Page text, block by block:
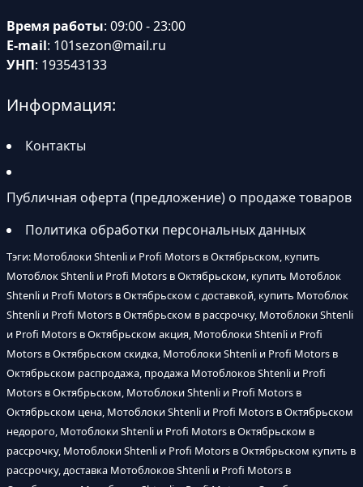
Время работы: 09:00 - 23:00
E-mail: 101sezon@mail.ru
УНП: 193543133
Информация:
Контакты
Публичная оферта (предложение) о продаже товаров
Политика обработки персональных данных
Тэги: Мотоблоки Shtenli и Profi Motors в Октябрьском, купить
Мотоблок Shtenli и Profi Motors в Октябрьском, купить Мотоблок
Shtenli и Profi Motors в Октябрьском с доставкой, купить Мотоблок
Shtenli и Profi Motors в Октябрьском в рассрочку, Мотоблоки Shtenli
и Profi Motors в Октябрьском акция, Мотоблоки Shtenli и Profi
Motors в Октябрьском скидка, Мотоблоки Shtenli и Profi Motors в
Октябрьском распродажа, продажа Мотоблоков Shtenli и Profi
Motors в Октябрьском, Мотоблоки Shtenli и Profi Motors в
Октябрьском цена, Мотоблоки Shtenli и Profi Motors в Октябрьском
недорого, Мотоблоки Shtenli и Profi Motors в Октябрьском в
рассрочку, Мотоблоки Shtenli и Profi Motors в Октябрьском купить в
рассрочку, доставка Мотоблоков Shtenli и Profi Motors в